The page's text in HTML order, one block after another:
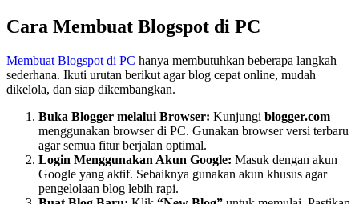
Cara Membuat Blogspot di PC
Membuat Blogspot di PC hanya membutuhkan beberapa langkah
sederhana. Ikuti urutan berikut agar blog cepat online, mudah
dikelola, dan siap dikembangkan.
Buka Blogger melalui Browser: Kunjungi blogger.com
menggunakan browser di PC. Gunakan browser versi terbaru
agar semua fitur berjalan optimal.
Login Menggunakan Akun Google: Masuk dengan akun
Google yang aktif. Sebaiknya gunakan akun khusus agar
pengelolaan blog lebih rapi.